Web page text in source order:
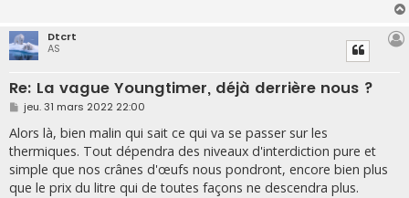
Dtcrt
AS
Re: La vague Youngtimer, déjà derrière nous ?
M
e
s
s
a
g
e
jeu. 31 mars 2022 22:00
Alors là, bien malin qui sait ce qui va se passer sur les
thermiques. Tout dépendra des niveaux d'interdiction pure et
simple que nos crânes d'œufs nous pondront, encore bien plus
que le prix du litre qui de toutes façons ne descendra plus.